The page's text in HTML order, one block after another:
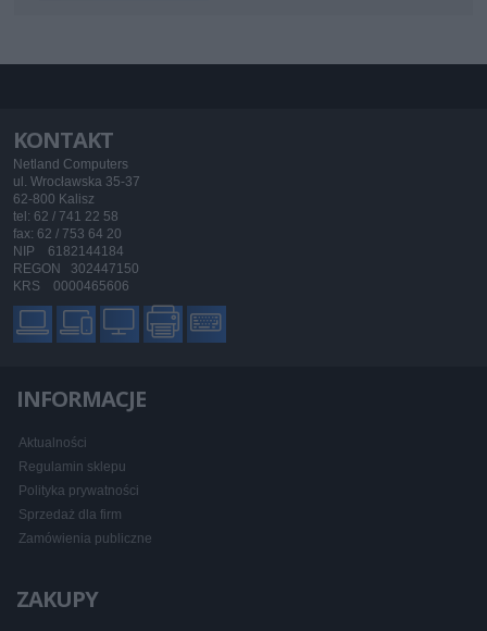
KONTAKT
Netland Computers
ul. Wrocławska 35-37
62-800 Kalisz
tel: 62 / 741 22 58
fax: 62 / 753 64 20
NIP 6182144184
REGON 302447150
KRS 0000465606
INFORMACJE
Aktualności
Regulamin sklepu
Polityka prywatności
Sprzedaż dla firm
Zamówienia publiczne
ZAKUPY